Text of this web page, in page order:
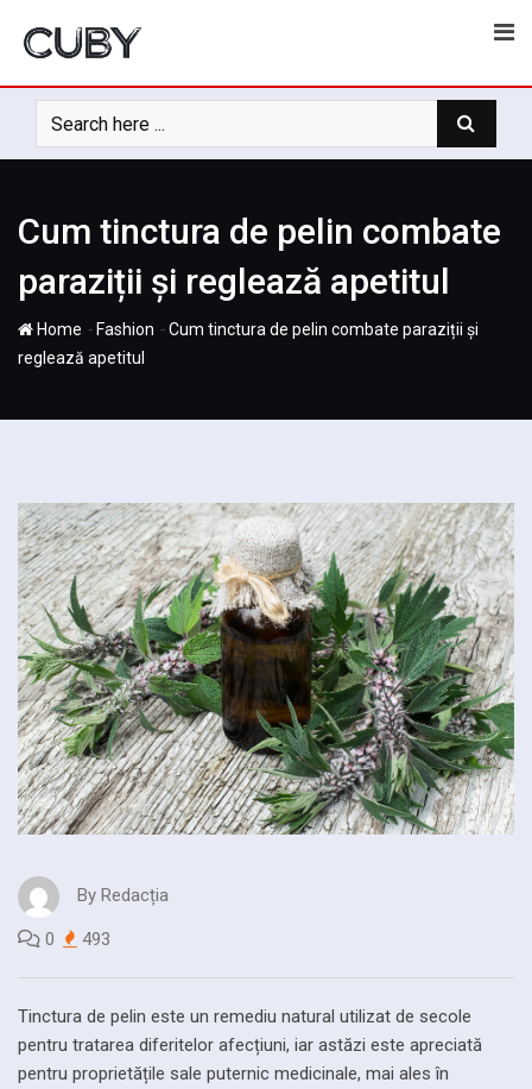
Cum tinctura de pelin combate
paraziții și reglează apetitul
Home - Fashion -Cum tinctura de pelin combate paraziții și
reglează apetitul
By Redacția
0 493
Tinctura de pelin este un remediu natural utilizat de secole
pentru tratarea diferitelor afecțiuni, iar astăzi este apreciată
pentru proprietățile sale puternic medicinale, mai ales în